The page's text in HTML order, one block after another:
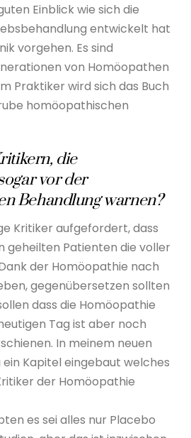
Einblick wie sich die
entwickelt hat
vorgehen. Es sind
von Homöopathen
Praktiker wird sich das Buch
homöopathischen
die
vor der
Behandlung warnen?
Kritiker aufgefordert, dass
geheilten Patienten die voller
der Homöopathie nach
gegenübersetzen sollten
dass die Homöopathie
Tag ist aber noch
In meinem neuen
Kapitel eingebaut welches
der Homöopathie
es sei alles nur Placebo